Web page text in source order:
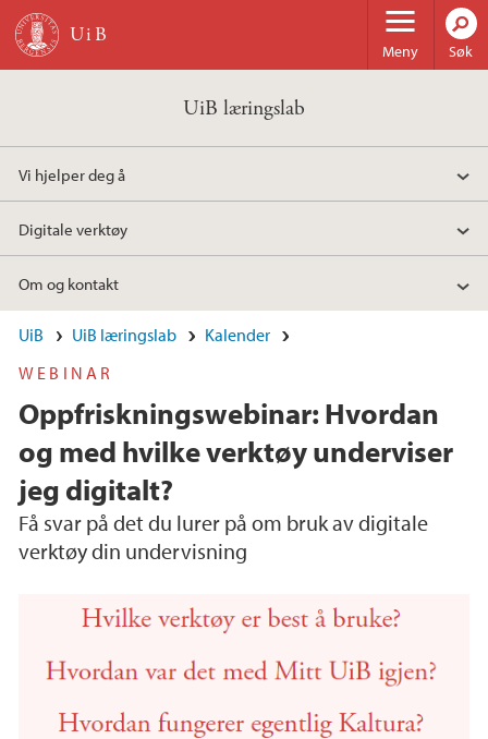
Hopp til hovedinnhold
Meny Søk
UiB læringslab
Vi hjelper deg å
Digitale verktøy
Om og kontakt
UiB UiB læringslab
Kalender
WEBINAR
Oppfriskningswebinar: Hvordan
og med hvilke verktøy underviser
jeg digitalt?
Få svar på det du lurer på om bruk av digitale
verktøy din undervisning